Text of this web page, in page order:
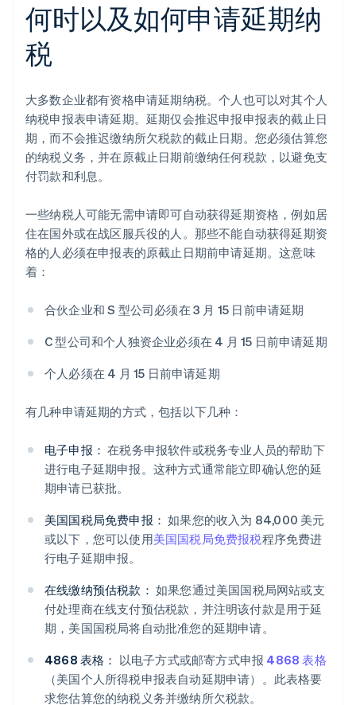
何时以及如何申请延期纳
税
大多数企业都有资格申请延期纳税。个人也可以对其个人
纳税申报表申请延期。延期仅会推迟申报申报表的截止日
期，而不会推迟缴纳所欠税款的截止日期。您必须估算您
的纳税义务，并在原截止日期前缴纳任何税款，以避免支
付罚款和利息。
一些纳税人可能无需申请即可自动获得延期资格，例如居
住在国外或在战区服兵役的人。那些不能自动获得延期资
格的人必须在申报表的原截止日期前申请延期。这意味
着：
合伙企业和 S 型公司必须在 3 月 15 日前申请延期
C 型公司和个人独资企业必须在 4 月 15 日前申请延期
个人必须在 4 月 15 日前申请延期
有几种申请延期的方式，包括以下几种：
电子申报： 在税务申报软件或税务专业人员的帮助下
进行电子延期申报。这种方式通常能立即确认您的延
期申请已获批。
美国国税局免费申报： 如果您的收入为 84,000 美元
或以下，您可以使用美国国税局免费报税程序免费进
行电子延期申报。
在线缴纳预估税款： 如果您通过美国国税局网站或支
付处理商在线支付预估税款，并注明该付款是用于延
期，美国国税局将自动批准您的延期申请。
4868 表格： 以电子方式或邮寄方式申报 4868 表格
（美国个人所得税申报表自动延期申请）。此表格要
求您估算您的纳税义务并缴纳所欠税款。